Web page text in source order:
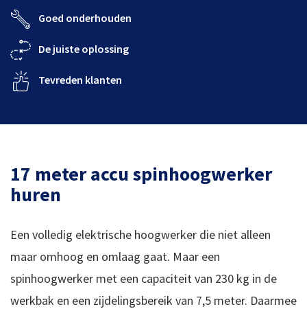
Goed onderhouden
De juiste oplossing
Tevreden klanten
17 meter accu spinhoogwerker
huren
Een volledig elektrische hoogwerker die niet alleen
maar omhoog en omlaag gaat. Maar een
spinhoogwerker met een capaciteit van 230 kg in de
werkbak en een zijdelingsbereik van 7,5 meter. Daarmee